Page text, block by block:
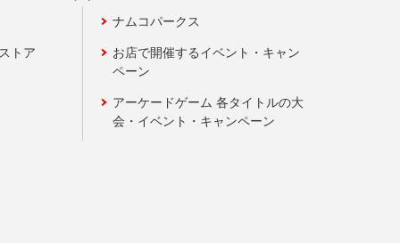
トア
ナムコパークス
お店で開催するイベント・キャン
ペーン
アーケードゲーム 各タイトルの大
会・イベント・キャンペーン